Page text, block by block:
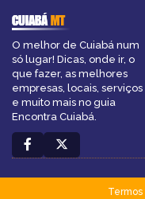
CUIABÁMT
O melhor de Cuiabá num
só lugar! Dicas, onde ir, o
que fazer, as melhores
empresas, locais, serviços
e muito mais no guia
Encontra Cuiabá.
Termos|